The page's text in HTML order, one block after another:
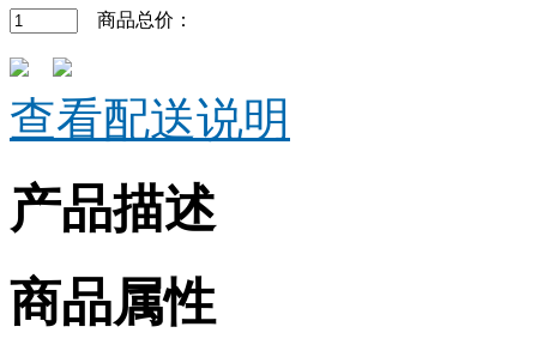
商品总价：
查看配送说明
产品描述
商品属性